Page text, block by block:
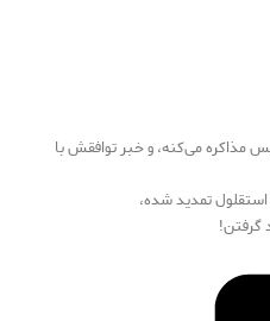
مذاکره می‌کنه، و خبر توافقش با
استقلول تمدید شده،
گرفتن!